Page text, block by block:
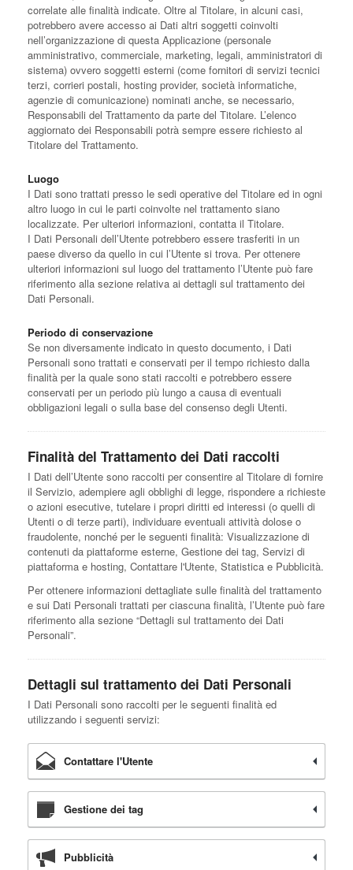
correlate alle finalità indicate. Oltre al Titolare, in alcuni casi,
potrebbero avere accesso ai Dati altri soggetti coinvolti
nell’organizzazione di questa Applicazione (personale
amministrativo, commerciale, marketing, legali, amministratori di
sistema) ovvero soggetti esterni (come fornitori di servizi tecnici
terzi, corrieri postali, hosting provider, società informatiche,
agenzie di comunicazione) nominati anche, se necessario,
Responsabili del Trattamento da parte del Titolare. L’elenco
aggiornato dei Responsabili potrà sempre essere richiesto al
Titolare del Trattamento.
Luogo
I Dati sono trattati presso le sedi operative del Titolare ed in ogni
altro luogo in cui le parti coinvolte nel trattamento siano
localizzate. Per ulteriori informazioni, contatta il Titolare.
I Dati Personali dell’Utente potrebbero essere trasferiti in un
paese diverso da quello in cui l’Utente si trova. Per ottenere
ulteriori informazioni sul luogo del trattamento l’Utente può fare
riferimento alla sezione relativa ai dettagli sul trattamento dei
Dati Personali.
Periodo di conservazione
Se non diversamente indicato in questo documento, i Dati
Personali sono trattati e conservati per il tempo richiesto dalla
finalità per la quale sono stati raccolti e potrebbero essere
conservati per un periodo più lungo a causa di eventuali
obbligazioni legali o sulla base del consenso degli Utenti.
Finalità del Trattamento dei Dati raccolti
I Dati dell’Utente sono raccolti per consentire al Titolare di fornire
il Servizio, adempiere agli obblighi di legge, rispondere a richieste
o azioni esecutive, tutelare i propri diritti ed interessi (o quelli di
Utenti o di terze parti), individuare eventuali attività dolose o
fraudolente, nonché per le seguenti finalità: Visualizzazione di
contenuti da piattaforme esterne, Gestione dei tag, Servizi di
piattaforma e hosting, Contattare l'Utente, Statistica e Pubblicità.
Per ottenere informazioni dettagliate sulle finalità del trattamento
e sui Dati Personali trattati per ciascuna finalità, l’Utente può fare
riferimento alla sezione “Dettagli sul trattamento dei Dati
Personali”.
Dettagli sul trattamento dei Dati Personali
I Dati Personali sono raccolti per le seguenti finalità ed
utilizzando i seguenti servizi:
Contattare l'Utente
Gestione dei tag
Pubblicità